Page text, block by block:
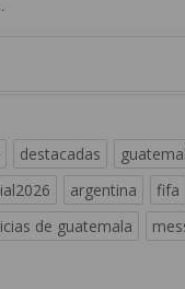
destacadas
argentina fifa
de guatemala